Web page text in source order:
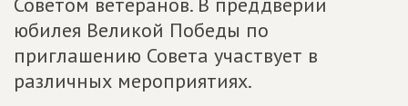
юбилея Великой Победы по
приглашению Совета участвует в
различных мероприятиях.